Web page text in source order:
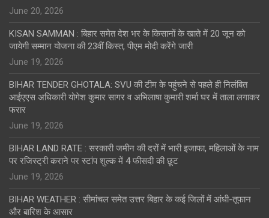
June 20, 2026
KISAN SAMMAN : बिहार समेत देश भर के किसानों के खाते में 20 जून को
जायेगी सम्मान योजना की 23वीं किस्त, पीएम मोदी करेंगे जारी
June 19, 2026
BIHAR TENDER GHOTALA: SVU की टीम के पहुंचने से पहले ही निलंबित
आईएएस अधिकारी योगेश कुमार सागर व अभिलाषा कुमारी शर्मा घर में ताला लगाकर
फरार
June 19, 2026
BIHAR LAND RATE : सरकारी जमीन की दरों में भारी इजाफा, महिलाओं के नाम
पर रजिस्ट्री कराने पर स्टांप शुल्क में 4 फीसदी की छूट
June 19, 2026
BIHAR WEATHER : सीमांचल समेत उत्तर बिहार के कई जिलों में आंधी-तूफान
और बारिश के आसार